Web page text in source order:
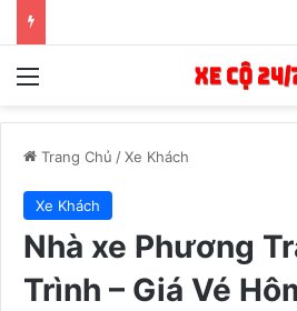
Menu
Trang Chủ /Xe Khách
Xe Khách
Nhà xe Phương
Trình – Giá Vé